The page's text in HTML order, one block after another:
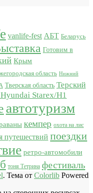
vanlife-fest АБТ Беларусь
Готовим в
Крым
область Нижний
Тверская область Терский
Starex/H1
автотуризм
кемпер охота на лис
путешествий поездки
ретро-автомобили
тоня Тетрина фестиваль
. Тема от Colorlib Powered